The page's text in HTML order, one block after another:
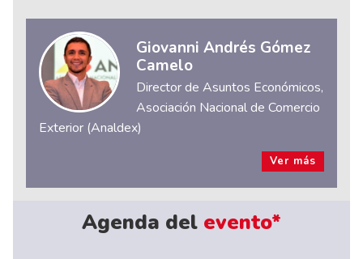
Giovanni Andrés Gómez
Camelo
Director de Asuntos Económicos,
Asociación Nacional de Comercio
Exterior (Analdex)
Ver más
Agenda del evento*